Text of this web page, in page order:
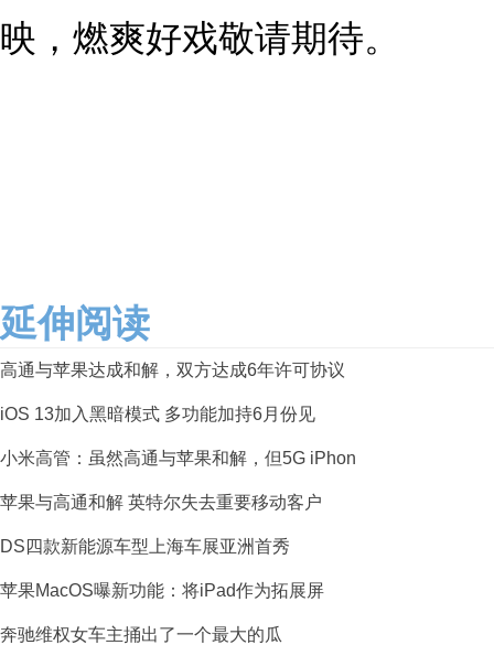
映，燃爽好戏敬请期待。
延伸阅读
高通与苹果达成和解，双方达成6年许可协议
iOS 13加入黑暗模式 多功能加持6月份见
小米高管：虽然高通与苹果和解，但5G iPhon
苹果与高通和解 英特尔失去重要移动客户
DS四款新能源车型上海车展亚洲首秀
苹果MacOS曝新功能：将iPad作为拓展屏
奔驰维权女车主捅出了一个最大的瓜